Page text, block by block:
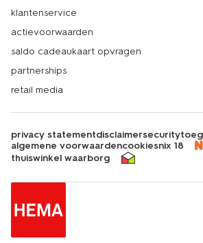
klantenservice
actievoorwaarden
saldo cadeaukaart opvragen
partnerships
retail media
privacy statementdisclaimersecurity
algemene voorwaardencookiesnix 18
thuiswinkel waarborg